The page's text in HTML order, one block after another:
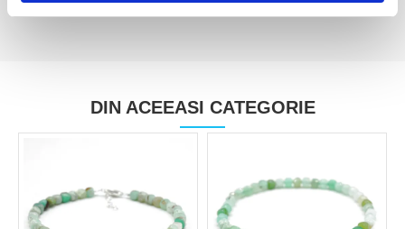
DIN ACEEASI CATEGORIE